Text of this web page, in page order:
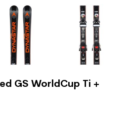
GS WorldCup Ti +